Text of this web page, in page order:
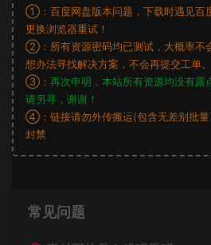
①：百度网盘版本问题，下载时遇见百
更换浏览器重试！
②：所有资源密码均已测试，大概率不
想办法寻找解决方案，不会再提交工单。
③： 再次申明，本站所有资源均没有露
请另寻，谢谢！
④：链接请勿外传搬运(包含无差别批量
封禁
常见问题